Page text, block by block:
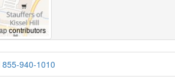
855-940-1010